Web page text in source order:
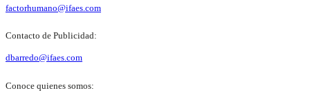
factorhumano@ifaes.com
Contacto de Publicidad:
dbarredo@ifaes.com
Conoce quienes somos: